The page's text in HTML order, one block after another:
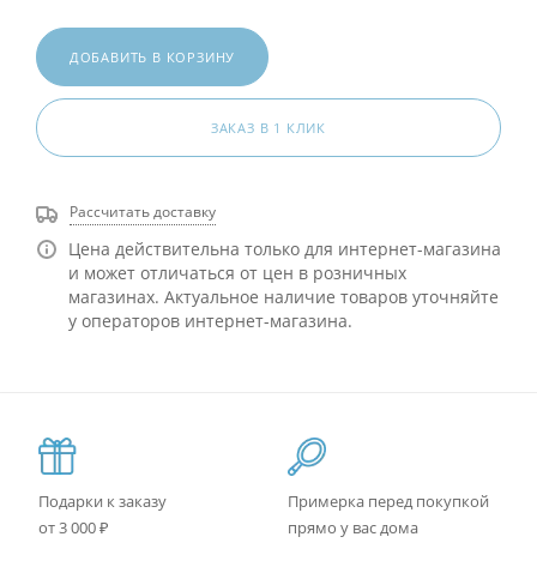
ДОБАВИТЬ В КОРЗИНУ
ЗАКАЗ В 1 КЛИК
Рассчитать доставку
Цена действительна только для интернет-магазина
и может отличаться от цен в розничных
магазинах. Актуальное наличие товаров уточняйте
у операторов интернет-магазина.
Подарки к заказу
от 3 000 ₽
Примерка перед покупкой
прямо у вас дома